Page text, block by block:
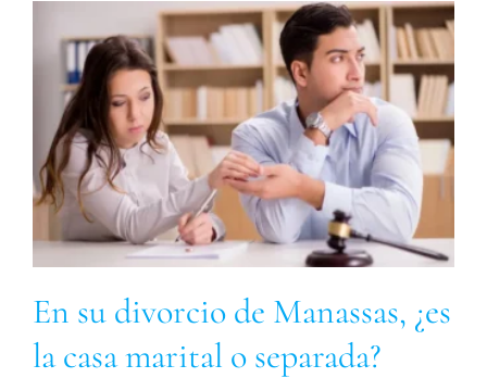
En su divorcio de Manassas, ¿es
la casa marital o separada?